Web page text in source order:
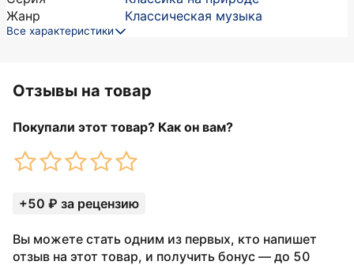
Жанр
Классическая музыка
Все характеристики
Отзывы на товар
Покупали этот товар? Как он вам?
+50 ₽ за рецензию
Вы можете стать одним из первых, кто напишет
отзыв на этот товар, и получить бонус — до 50